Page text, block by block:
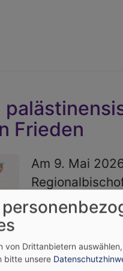
Frieden
Am 9. Mai
Prieto Peral
mit Laila Al-
Parents Circle
von Drittanbietern
bitte unsere